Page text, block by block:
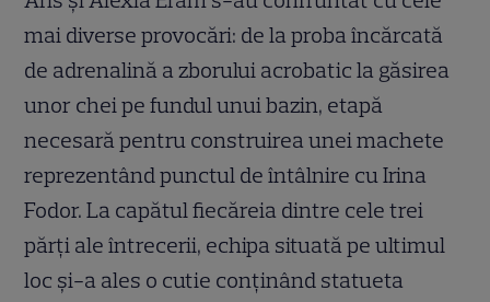
mai diverse provocări: de la proba încărcată
de adrenalină a zborului acrobatic la găsirea
unor chei pe fundul unui bazin, etapă
necesară pentru construirea unei machete
reprezentând punctul de întâlnire cu Irina
Fodor. La capătul fiecăreia dintre cele trei
părți ale întrecerii, echipa situată pe ultimul
loc și-a ales o cutie conținând statueta